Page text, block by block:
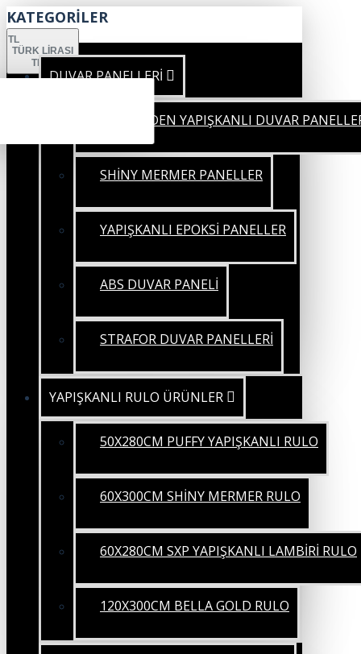
KATEGORİLER
TL
TÜRK LIRASI
TRY
DUVAR PANELLERİ
KENDİNDEN YAPIŞKANLI DUVAR
SHİNY MERMER PANELLER
YAPIŞKANLI EPOKSİ PANELLER
ABS DUVAR PANELİ
STRAFOR DUVAR PANELLERİ
YAPIŞKANLI RULO ÜRÜNLER
50X280CM PUFFY YAPIŞKANLI RULO
60X300CM SHİNY MERMER RULO
60X280CM SXP YAPIŞKANLI LAMBİRİ RULO
120X300CM BELLA GOLD RULO